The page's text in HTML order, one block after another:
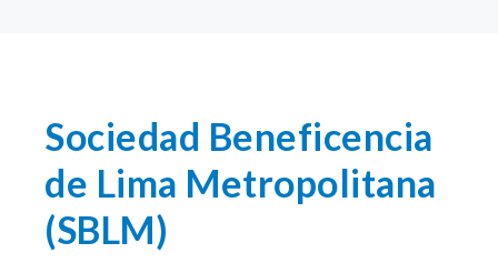
Sociedad Beneficencia
de Lima Metropolitana
(SBLM)